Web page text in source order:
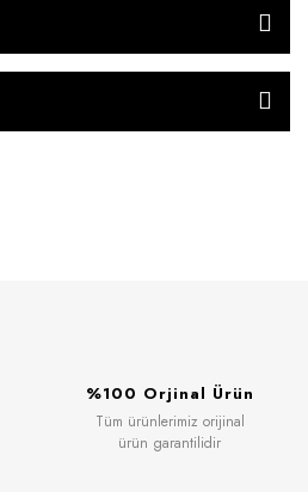
%100 Orjinal Ürün
Tüm ürünlerimiz orijinal
ürün garantilidir